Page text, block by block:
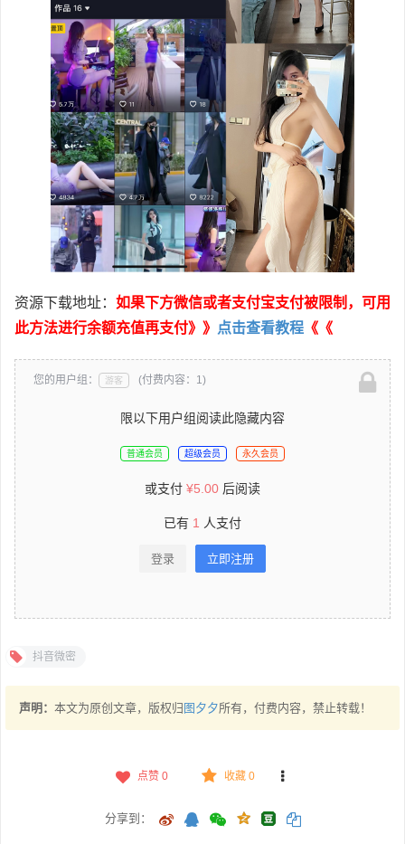
资源下载地址： 如果下方微信或者支付宝支付被限制，可用
此方法进行余额充值再支付》》 点击查看教程 《《
您的用户组： 游客 (付费内容：1)
限以下用户组阅读此隐藏内容
普通会员 超级会员 永久会员
或支付 ¥5.00 后阅读
已有 1 人支付
登录 立即注册
抖音微密
声明： 本文为原创文章，版权归 图夕夕所有，付费内容，禁止转载！
点赞 0 收藏 0
分享到：